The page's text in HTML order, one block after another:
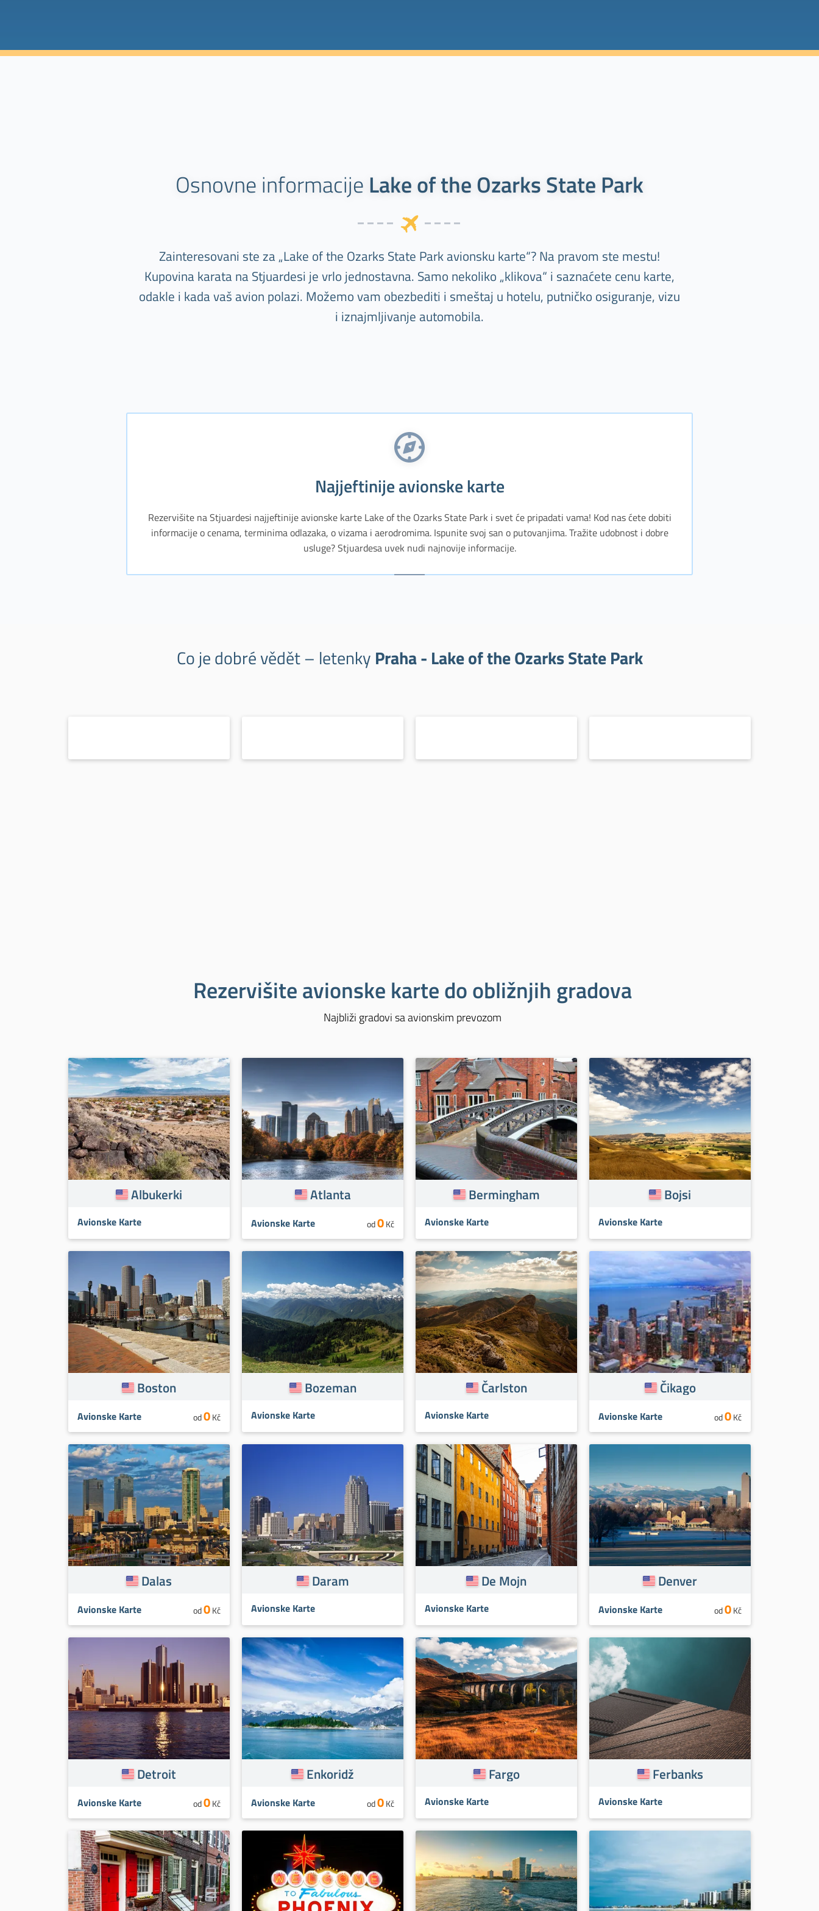
Osnovne informacije Lake of the Ozarks State Park
Zainteresovani ste za „Lake of the Ozarks State Park avionsku karte“? Na pravom ste mestu!
Kupovina karata na Stjuardesi je vrlo jednostavna. Samo nekoliko „klikova“ i saznaćete cenu karte,
odakle i kada vaš avion polazi. Možemo vam obezbediti i smeštaj u hotelu, putničko osiguranje, vizu
i iznajmljivanje automobila.
Najjeftinije avionske karte
Rezervišite na Stjuardesi najjeftinije avionske karte Lake of the Ozarks State Park i svet će pripadati vama! Kod nas ćete dobiti
informacije o cenama, terminima odlazaka, o vizama i aerodromima. Ispunite svoj san o putovanjima. Tražite udobnost i dobre
usluge? Stjuardesa uvek nudi najnovije informacije.
Co je dobré vědět – letenky Praha - Lake of the Ozarks State Park
Rezervišite avionske karte do obližnjih gradova
Najbliži gradovi sa avionskim prevozom
Albukerki
Avionske Karte
Atlanta
Avionske Karte od0Kč
Bermingham
Avionske Karte
Bojsi
Avionske Karte
Boston
Avionske Karte od0Kč
Bozeman
Avionske Karte
Čarlston
Avionske Karte
Čikago
Avionske Karte od0Kč
Dalas
Avionske Karte od0Kč
Daram
Avionske Karte
De Mojn
Avionske Karte
Denver
Avionske Karte od0Kč
Detroit
Avionske Karte od0Kč
Enkoridž
Avionske Karte od0Kč
Fargo
Avionske Karte
Ferbanks
Avionske Karte